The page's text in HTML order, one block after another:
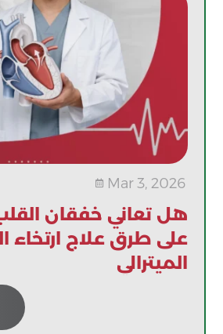
 Mar 3, 2026
هل تعاني خفقان
على طرق علاج ارتخاء
الميترالي